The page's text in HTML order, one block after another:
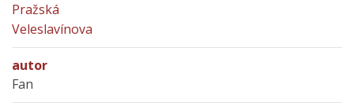
Pražská
Veleslavínova
autor
Fan